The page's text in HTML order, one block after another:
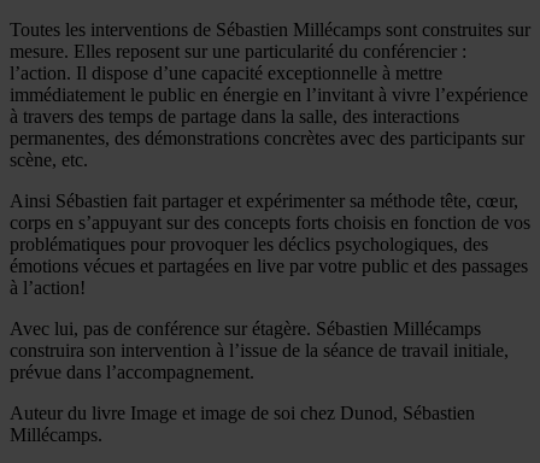
Toutes les interventions de Sébastien Millécamps sont construites sur
mesure. Elles reposent sur une particularité du conférencier :
l’action. Il dispose d’une capacité exceptionnelle à mettre
immédiatement le public en énergie en l’invitant à vivre l’expérience
à travers des temps de partage dans la salle, des interactions
permanentes, des démonstrations concrètes avec des participants sur
scène, etc.
Ainsi Sébastien fait partager et expérimenter sa méthode tête, cœur,
corps en s’appuyant sur des concepts forts choisis en fonction de vos
problématiques pour provoquer les déclics psychologiques, des
émotions vécues et partagées en live par votre public et des passages
à l’action!
Avec lui, pas de conférence sur étagère. Sébastien Millécamps
construira son intervention à l’issue de la séance de travail initiale,
prévue dans l’accompagnement.
Auteur du livre Image et image de soi chez Dunod, Sébastien
Millécamps.